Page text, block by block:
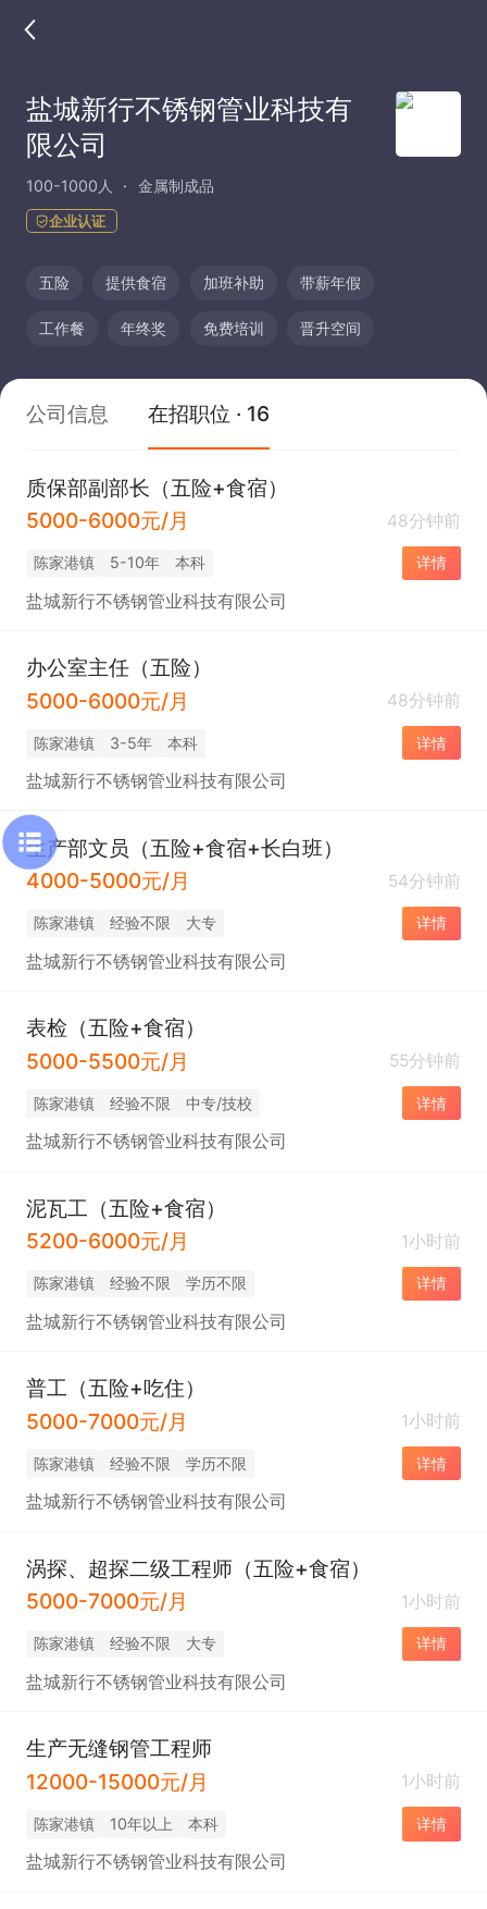
盐城新行不锈钢管业科技有
限公司
100-1000人 金属制成品
企业认证
五险 提供食宿 加班补助 带薪年假
工作餐 年终奖 免费培训 晋升空间
公司信息 在招职位 · 16
质保部副部长（五险+食宿）
5000-6000元/月
48分钟前
陈家港镇 5-10年 本科 详情
盐城新行不锈钢管业科技有限公司
办公室主任（五险）
5000-6000元/月
48分钟前
陈家港镇 3-5年 本科 详情
盐城新行不锈钢管业科技有限公司
生产部文员（五险+食宿+长白班）
4000-5000元/月
54分钟前
陈家港镇 经验不限 大专 详情
盐城新行不锈钢管业科技有限公司
表检（五险+食宿）
5000-5500元/月
55分钟前
陈家港镇 经验不限 中专/技校 详情
盐城新行不锈钢管业科技有限公司
泥瓦工（五险+食宿）
5200-6000元/月
1小时前
陈家港镇 经验不限 学历不限 详情
盐城新行不锈钢管业科技有限公司
普工（五险+吃住）
5000-7000元/月
1小时前
陈家港镇 经验不限 学历不限 详情
盐城新行不锈钢管业科技有限公司
涡探、超探二级工程师（五险+食宿）
5000-7000元/月
1小时前
陈家港镇 经验不限 大专 详情
盐城新行不锈钢管业科技有限公司
生产无缝钢管工程师
12000-15000元/月
1小时前
陈家港镇 10年以上 本科 详情
盐城新行不锈钢管业科技有限公司